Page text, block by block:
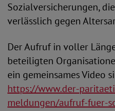
Sozialversicherungen,
verlässlich gegen
Der Aufruf in voller
beteiligten
ein gemeinsames Video
https://www.der-
meldungen/aufruf-fuer-